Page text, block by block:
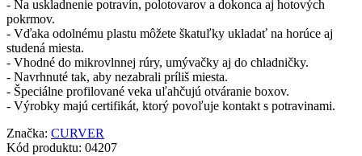
- Na uskladnenie potravín, polotovarov a dokonca aj hotových
pokrmov.
- Vďaka odolnému plastu môžete škatuľky ukladať na horúce aj
studená miesta.
- Vhodné do mikrovlnnej rúry, umývačky aj do chladničky.
- Navrhnuté tak, aby nezabrali príliš miesta.
- Špeciálne profilované veka uľahčujú otváranie boxov.
- Výrobky majú certifikát, ktorý povoľuje kontakt s potravinami.
Značka: CURVER
Kód produktu: 04207